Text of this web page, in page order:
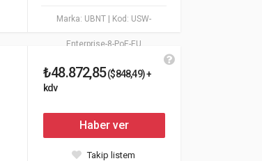
Marka: UBNT | Kod: USW-
Enterprise-8-PoE-EU
₺48.872,85($848,49) +
kdv
Haber ver
Takip listem